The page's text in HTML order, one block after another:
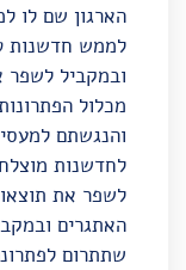
הארגון שם לו
לממש חדשנות
ובמקביל לשפר
מכלול
והנגשתם
לחדשנות
לשפר את
האתגרים
שתתרום